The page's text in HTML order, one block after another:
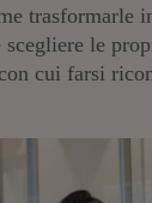
trasformarle
scegliere le
cui farsi